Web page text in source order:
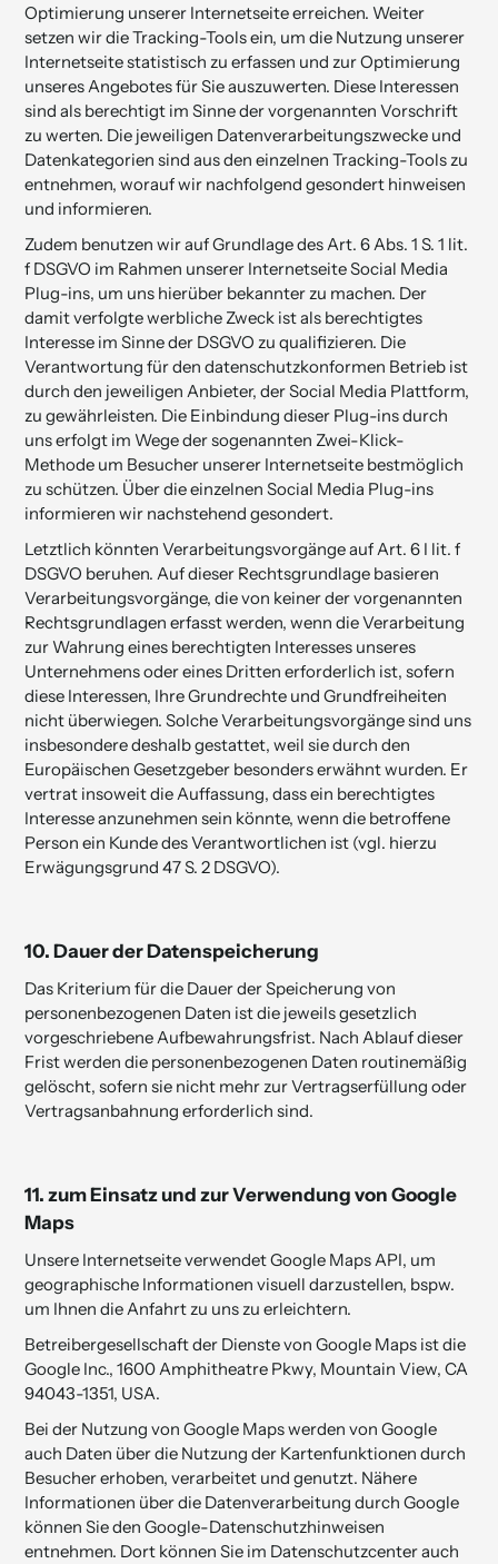
Optimierung unserer Internetseite erreichen. Weiter
setzen wir die Tracking-Tools ein, um die Nutzung unserer
Internetseite statistisch zu erfassen und zur Optimierung
unseres Angebotes für Sie auszuwerten. Diese Interessen
sind als berechtigt im Sinne der vorgenannten Vorschrift
zu werten. Die jeweiligen Datenverarbeitungszwecke und
Datenkategorien sind aus den einzelnen Tracking-Tools zu
entnehmen, worauf wir nachfolgend gesondert hinweisen
und informieren.
Zudem benutzen wir auf Grundlage des Art. 6 Abs. 1 S. 1 lit.
f DSGVO im Rahmen unserer Internetseite Social Media
Plug-ins, um uns hierüber bekannter zu machen. Der
damit verfolgte werbliche Zweck ist als berechtigtes
Interesse im Sinne der DSGVO zu qualifizieren. Die
Verantwortung für den datenschutzkonformen Betrieb ist
durch den jeweiligen Anbieter, der Social Media Plattform,
zu gewährleisten. Die Einbindung dieser Plug-ins durch
uns erfolgt im Wege der sogenannten Zwei-Klick-
Methode um Besucher unserer Internetseite bestmöglich
zu schützen. Über die einzelnen Social Media Plug-ins
informieren wir nachstehend gesondert.
Letztlich könnten Verarbeitungsvorgänge auf Art. 6 I lit. f
DSGVO beruhen. Auf dieser Rechtsgrundlage basieren
Verarbeitungsvorgänge, die von keiner der vorgenannten
Rechtsgrundlagen erfasst werden, wenn die Verarbeitung
zur Wahrung eines berechtigten Interesses unseres
Unternehmens oder eines Dritten erforderlich ist, sofern
diese Interessen, Ihre Grundrechte und Grundfreiheiten
nicht überwiegen. Solche Verarbeitungsvorgänge sind uns
insbesondere deshalb gestattet, weil sie durch den
Europäischen Gesetzgeber besonders erwähnt wurden. Er
vertrat insoweit die Auffassung, dass ein berechtigtes
Interesse anzunehmen sein könnte, wenn die betroffene
Person ein Kunde des Verantwortlichen ist (vgl. hierzu
Erwägungsgrund 47 S. 2 DSGVO).
10.Dauer der Daten­speicherung
Das Kriterium für die Dauer der Speicherung von
personenbezogenen Daten ist die jeweils gesetzlich
vorgeschriebene Aufbewahrungsfrist. Nach Ablauf dieser
Frist werden die personenbezogenen Daten routinemäßig
gelöscht, sofern sie nicht mehr zur Vertragserfüllung oder
Vertragsanbahnung erforderlich sind.
11. zum Einsatz und zur Ver­wendung von Google
Maps
Unsere Internetseite verwendet Google Maps API, um
geographische Informationen visuell darzustellen, bspw.
um Ihnen die Anfahrt zu uns zu erleichtern.
Betreibergesellschaft der Dienste von Google Maps ist die
Google Inc., 1600 Amphitheatre Pkwy, Mountain View, CA
94043-1351, USA.
Bei der Nutzung von Google Maps werden von Google
auch Daten über die Nutzung der Kartenfunktionen durch
Besucher erhoben, verarbeitet und genutzt. Nähere
Informationen über die Datenverarbeitung durch Google
können Sieden Google-Datenschutzhinweisen
entnehmen. Dort können Sie im Datenschutzcenter auch